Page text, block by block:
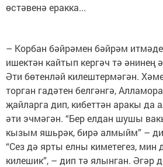
өстәвенә еракка...
– Корбан бәйрәмен бәйрәм
ишектән кайтып кергәч тә әнинең
Әти бөтенләй килештермәгән.
торган гадәтен белгәнгә,
җайларга дип, кибеттән аракы да
әти эчмәгән. “Бер елдан шушы
кызым яшьрәк, бирә алмыйм” –
“Сез дә ярты елны киметегез, мин
килешик”, – дип тә ялынган. Әгәр